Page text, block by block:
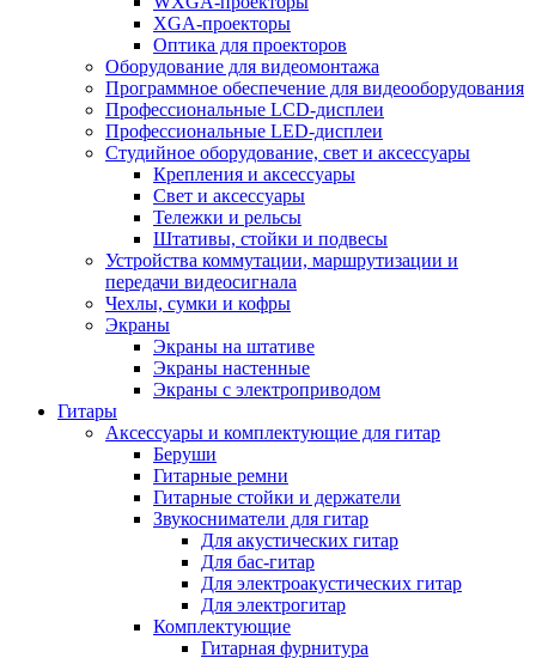
XGA-проекторы
Оптика для проекторов
Оборудование для видеомонтажа
Программное обеспечение для видеооборудования
Профессиональные LCD-дисплеи
Профессиональные LED-дисплеи
Студийное оборудование, свет и аксессуары
Крепления и аксессуары
Свет и аксессуары
Тележки и рельсы
Штативы, стойки и подвесы
Устройства коммутации, маршрутизации и
передачи видеосигнала
Чехлы, сумки и кофры
Экраны
Экраны на штативе
Экраны настенные
Экраны с электроприводом
Гитары
Аксессуары и комплектующие для гитар
Беруши
Гитарные ремни
Гитарные стойки и держатели
Звукосниматели для гитар
Для акустических гитар
Для бас-гитар
Для электроакустических гитар
Для электрогитар
Комплектующие
Гитарная фурнитура